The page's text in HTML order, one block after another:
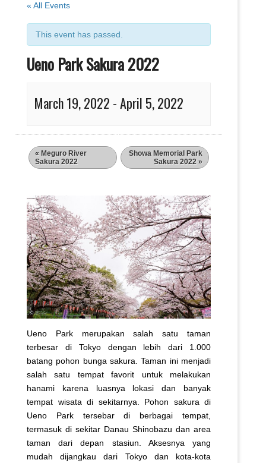
« All Events
This event has passed.
Ueno Park Sakura 2022
March 19, 2022 -April 5, 2022
« Meguro River
Sakura 2022
Showa Memorial Park
Sakura 2022 »
Ueno Park merupakan salah satu taman
terbesar di Tokyo dengan lebih dari 1.000
batang pohon bunga sakura. Taman ini menjadi
salah satu tempat favorit untuk melakukan
hanami karena luasnya lokasi dan banyak
tempat wisata di sekitarnya. Pohon sakura di
Ueno Park tersebar di berbagai tempat,
termasuk di sekitar Danau Shinobazu dan area
taman dari depan stasiun. Aksesnya yang
mudah dijangkau dari Tokyo dan kota-kota